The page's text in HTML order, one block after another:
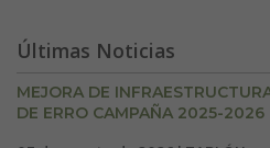
Últimas Noticias
MEJORA DE
DE ERRO CAMPAÑA 2025-2026